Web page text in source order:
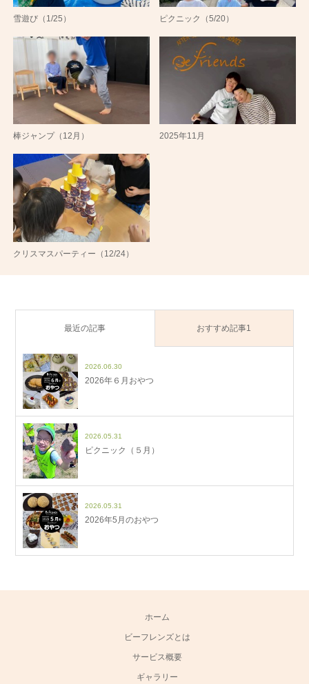
雪遊び（1/25） ピクニック（5/20）
棒ジャンプ（12月） 2025年11月
クリスマスパーティー（12/24）
最近の記事 おすすめ記事1
2026.06.30
2026年６月おやつ
2026.05.31
ピクニック（５月）
2026.05.31
2026年5月のおやつ
ホーム
ビーフレンズとは
サービス概要
ギャラリー